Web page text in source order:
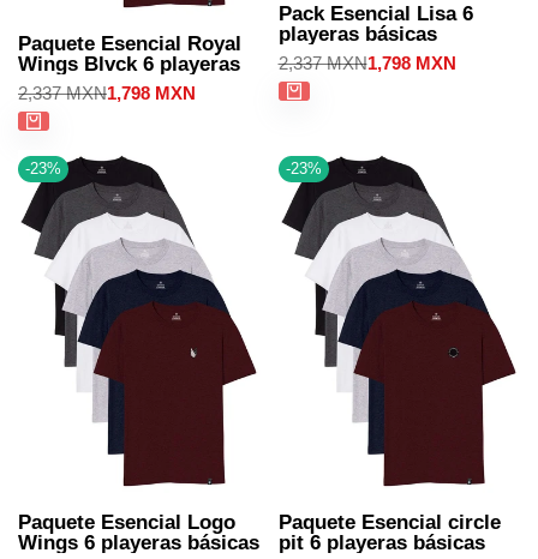
Paquete Esencial Royal
Wings Blvck 6 playeras
Precio
regular
2,337 MXNPrecio
1,798 MXN
Pack Esencial Lisa 6
playeras básicas
Precio
regular
2,337 MXNPrecio
1,798 MXN
-23%
Paquete Esencial Logo
Wings 6 playeras básicas
-23%
Paquete Esencial circle
pit 6 playeras básicas